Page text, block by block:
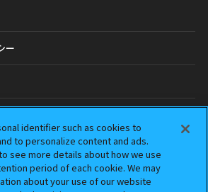
ー
identifier such as cookies to
to personalize content and ads.
see more details about how we use
period of each cookie. We may
about your use of our website